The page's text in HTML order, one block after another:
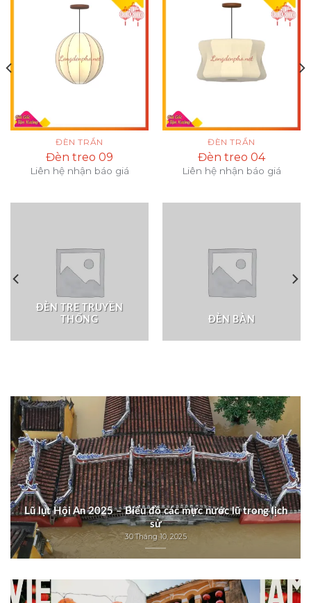
ĐÈN TRẦN
Đèn treo 09
Liên hệ nhận báo giá
ĐÈN TRẦN
Đèn treo 04
Liên hệ nhận báo giá
ĐÈN TRE TRUYỀN
THỐNG
ĐÈN BÀN
Lũ lụt Hội An 2025 – Biểu đồ các mực nước lũ trong lịch
sử
30 Tháng 10, 2025